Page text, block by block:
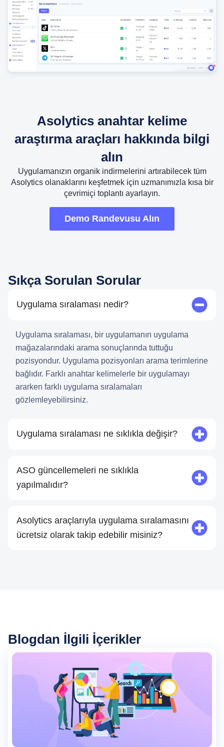
Asolytics anahtar kelime
araştırma araçları hakkında bilgi
alın
Uygulamanızın organik indirmelerini artırabilecek tüm
Asolytics olanaklarını keşfetmek için uzmanımızla kısa bir
çevrimiçi toplantı ayarlayın.
Demo Randevusu Alın
Sıkça Sorulan Sorular
Uygulama sıralaması nedir?
Uygulama sıralaması, bir uygulamanın uygulama
mağazalarındaki arama sonuçlarında tuttuğu
pozisyondur. Uygulama pozisyonları arama terimlerine
bağlıdır. Farklı anahtar kelimelerle bir uygulamayı
ararken farklı uygulama sıralamaları
gözlemleyebilirsiniz.
Uygulama sıralaması ne sıklıkla değişir?
ASO güncellemeleri ne sıklıkla
yapılmalıdır?
Asolytics araçlarıyla uygulama sıralamasını
ücretsiz olarak takip edebilir misiniz?
Blogdan İlgili İçerikler